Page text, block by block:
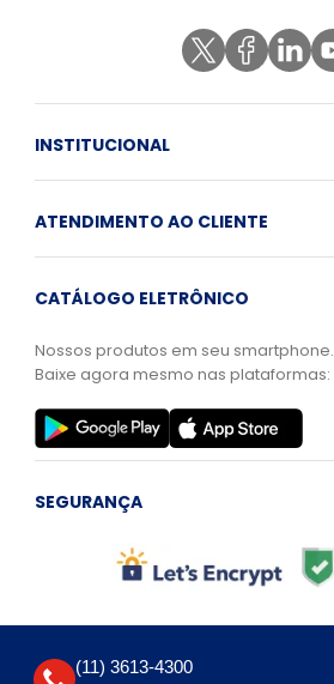
INSTITUCIONAL
ATENDIMENTO AO CLIENTE
CATÁLOGO ELETRÔNICO
Nossos produtos em seu smartphone.
Baixe agora mesmo nas plataformas:
SEGURANÇA
(11) 3613-4300